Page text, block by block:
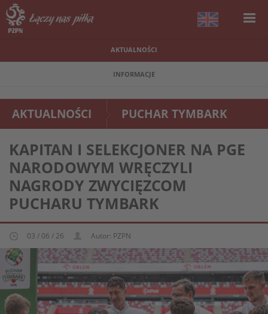
AKTUALNOŚCI
INFORMACJE
AKTUALNOŚCI PUCHAR TYMBARK
KAPITAN I SELEKCJONER NA PGE
NARODOWYM WRĘCZYLI
NAGRODY ZWYCIĘZCOM
PUCHARU TYMBARK
03 / 06 / 26 Autor: PZPN